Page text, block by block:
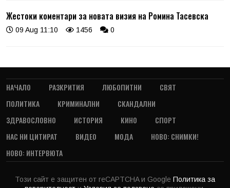
Жестоки коментари за новата визия на Ромина Тасевска
09 Aug 11:10 1456 0
НАЧАЛО РАЗКРИТИЯ ЛЮБОПИТНИ
СВЯТ
ПОЛИТИКА
КРИМИНАЛНИ
СКАНДАЛНИ
ЗДРАВОСЛОВНО
ИСТОРИЯ КИНО
СПОРТ
НАС НИ ЦИТИРАТ
ВИДЕО МОДА
НОВО: СНИМКИ!
НОВО: ИНТЕРВЮТА
Този сайт е защитен от reCAPTCHA и Google Политика за